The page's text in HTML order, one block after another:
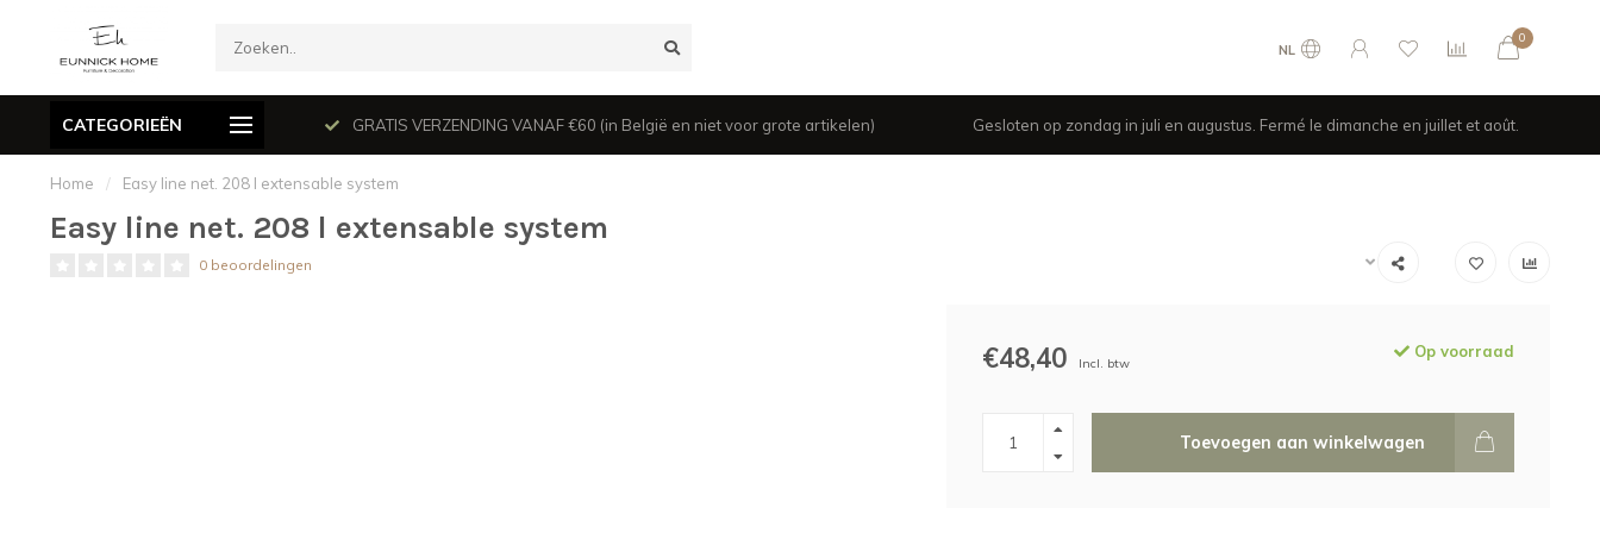
NL
0
CATEGORIEËN
le dimanche en juillet et août. GRATIS VERZENDING VANAF €60 (in België en niet voor grote artikelen) Gesloten op zondag in juli en augustus. Fermé le dimanche en juillet et août.
Home / Easy line net. 208 l extensable system
Easy line net. 208 l extensable system
0 beoordelingen
€48,40 Incl. btw
Op voorraad
Toevoegen aan winkelwagen